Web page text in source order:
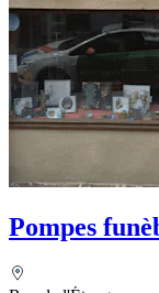
Pompes